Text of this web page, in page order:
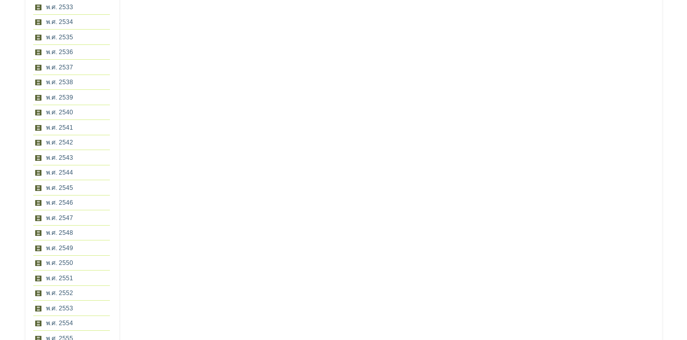
พ.ศ. 2533
พ.ศ. 2534
พ.ศ. 2535
พ.ศ. 2536
พ.ศ. 2537
พ.ศ. 2538
พ.ศ. 2539
พ.ศ. 2540
พ.ศ. 2541
พ.ศ. 2542
พ.ศ. 2543
พ.ศ. 2544
พ.ศ. 2545
พ.ศ. 2546
พ.ศ. 2547
พ.ศ. 2548
พ.ศ. 2549
พ.ศ. 2550
พ.ศ. 2551
พ.ศ. 2552
พ.ศ. 2553
พ.ศ. 2554
พ.ศ. 2555